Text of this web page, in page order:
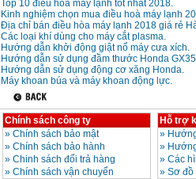
Top 10 điều hòa máy lạnh tốt nhất 2018.
Kinh nghiệm chọn mua điều hoà máy lạnh
Địa chỉ bán điều hòa máy lạnh 2018 giá rẻ
Các loại khí dùng cho máy cắt plasma.
Hướng dẫn khởi động giật nổ máy cưa xích.
Hướng dẫn sử dụng đầm thước Honda
Hướng dẫn sử dụng động cơ xăng Honda.
Máy khoan búa và máy khoan động lực.
Chính sách công ty
» Chính sách bảo mật
» Chính sách bảo hành
» Chinh sách đổi trả hàng
» Chính sách vận chuyển
Hỗ trợ
»
»
» Các
» Sơ